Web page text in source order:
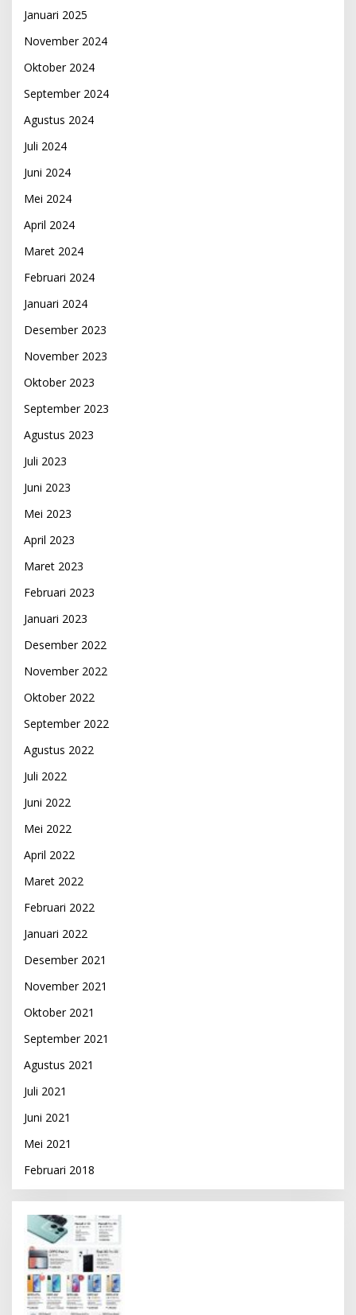
Januari 2025
November 2024
Oktober 2024
September 2024
Agustus 2024
Juli 2024
Juni 2024
Mei 2024
April 2024
Maret 2024
Februari 2024
Januari 2024
Desember 2023
November 2023
Oktober 2023
September 2023
Agustus 2023
Juli 2023
Juni 2023
Mei 2023
April 2023
Maret 2023
Februari 2023
Januari 2023
Desember 2022
November 2022
Oktober 2022
September 2022
Agustus 2022
Juli 2022
Juni 2022
Mei 2022
April 2022
Maret 2022
Februari 2022
Januari 2022
Desember 2021
November 2021
Oktober 2021
September 2021
Agustus 2021
Juli 2021
Juni 2021
Mei 2021
Februari 2018